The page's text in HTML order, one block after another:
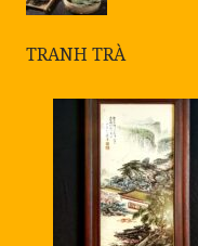
TRANH TRÀ